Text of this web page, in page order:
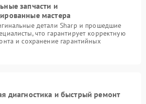
запчасти и
мастера
детали Sharp и прошедшие
что гарантирует корректную
и сохранение гарантийных
диагностика и быстрый ремонт